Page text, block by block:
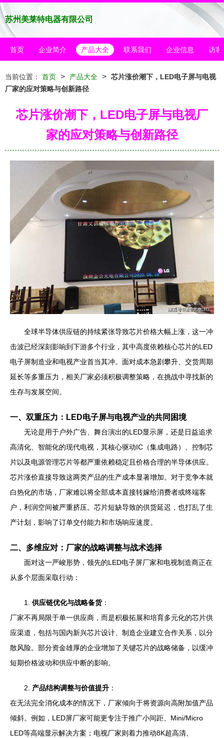
苏州美莱特电器有限公司
首页 企业简介 产品大全 联系我们 企业信息 访客
当前位置： 首页 > 产品大全 > 芯片涨价潮下，LED电子屏与电视
厂家的应对策略与创新路径
芯片涨价潮下，LED电子屏与电视厂
家的应对策略与创新路径
全球半导体供应链的持续紧张导致芯片价格大幅上涨，这一冲
击波已经深刻影响到下游多个行业，其中高度依赖核心芯片的LED
电子屏制造业和电视产业首当其冲。面对成本急剧攀升、交货周期
延长等多重压力，相关厂家必须积极调整策略，在挑战中寻找新的
生存与发展空间。
一、双重压力：LED电子屏与电视产业的共同困境
无论是用于户外广告、舞台演出的LED显示屏，还是日益追求
高清化、智能化的现代电视，其核心驱动IC（集成电路）、控制芯
片以及电源管理芯片等都严重依赖稳定且价格合理的半导体供应。
芯片涨价直接导致这两类产品的生产成本显著增加。对于竞争本就
白热化的市场，厂家难以将全部成本直接转嫁给消费者或终端客
户，利润空间被严重挤压。芯片短缺导致的供货延迟，也打乱了生
产计划，影响了订单交付能力和市场响应速度。
二、多维应对：厂家的战略调整与战术选择
面对这一严峻形势，领先的LED电子屏厂家和电视制造商正在
从多个层面采取行动：
1. 供应链优化与战略备货：
厂家不再局限于单一供应商，而是积极拓展和培育多元化的芯片供
应渠道，包括与国内新兴芯片设计、制造企业建立合作关系，以分
散风险。部分资金雄厚的企业增加了关键芯片的战略储备，以缓冲
短期价格波动和供应中断的影响。
2. 产品结构调整与价值提升 ：
在无法完全消化成本的情况下，厂家倾向于将资源向高附加值产品
倾斜。例如，LED屏厂家可能更专注于推广小间距、Mini/Micro
LED等高端显示解决方案；电视厂家则着力推动8K超高清、